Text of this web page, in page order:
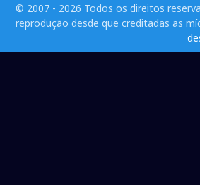
© 2007 - 2026 Todos os direitos
reprodução desde que creditadas as